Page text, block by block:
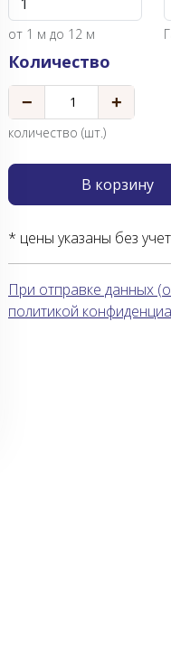
от 1 м до 12 м
Количество
− +
количество (шт.)
В корзину
* цены указаны без
При отправке данных
политикой